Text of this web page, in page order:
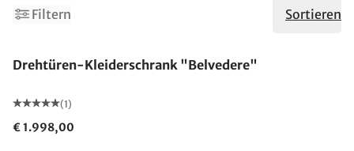
Filtern Sortieren
Drehtüren-Kleiderschrank "Belvedere"
(1)
€ 1.998,00